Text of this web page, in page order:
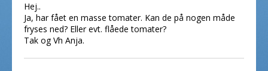
Hej..
Ja, har fået en masse tomater. Kan de på nogen måde
fryses ned? Eller evt. flåede tomater?
Tak og Vh Anja.